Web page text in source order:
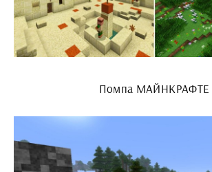
Помпа МАЙНКРАФТЕ